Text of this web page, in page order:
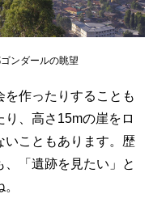
ンダールの眺望
作ったりすることも
、高さ15mの崖をロ
こともあります。歴
「遺跡を見たい」と